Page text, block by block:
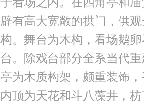
辟有高大宽敞的拱门，供
构。舞台为木构，看场鹅
台。除戏台部分全系当代
亭为木质构架，颇重装饰
内顶为天花和斗八藻井，